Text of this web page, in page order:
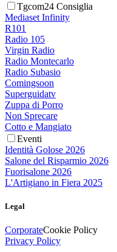
Tgcom24 Consiglia
Mediaset Infinity
R101
Radio 105
Virgin Radio
Radio Montecarlo
Radio Subasio
Comingsoon
Superguidatv
Zuppa di Porro
Non Sprecare
Cotto e Mangiato
Eventi
Identità Golose 2026
Salone del Risparmio 2026
Fuorisalone 2026
L'Artigiano in Fiera 2025
Legal
CorporateCookie Policy
Privacy Policy